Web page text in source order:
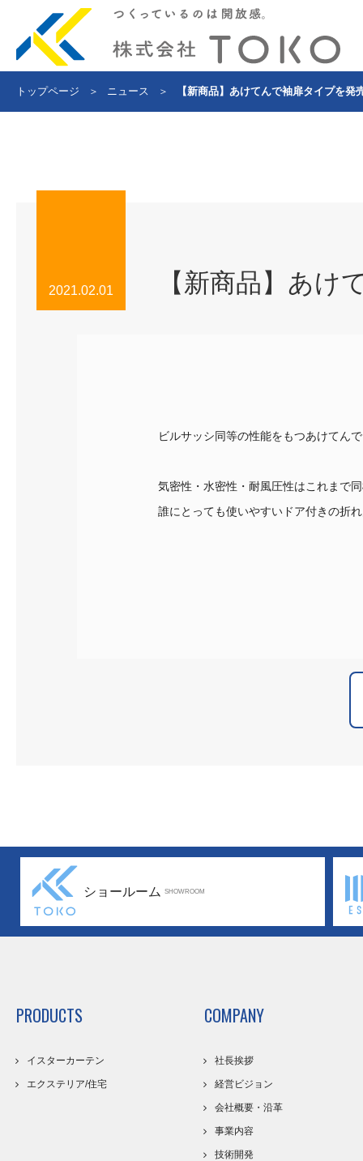
トップページ ＞ ニュース ＞ 【新商品】あけてんで袖扉タイプを発
【新商品】あけ
2021.02.01
ビルサッシ同等の性能をもつあけてん
気密性・水密性・耐風圧性はこれまで
誰にとっても使いやすいドア付きの折
ショールーム SHOWROOM
PRODUCTS
イスターカーテン
エクステリア/住宅
COMPANY
社長挨拶
経営ビジョン
会社概要・沿革
事業内容
技術開発